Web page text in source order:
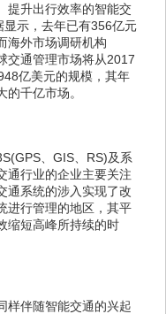
升出行效率的智能交
显示，去年已有356亿元
海外市场调研机构
交通管理市场将从2017
亿美元的规模，其年
千亿市场。
、GIS、RS)及系
通行业的企业主要关注
通系统的涉入实现了改
进行管理的地区，其平
缩短高峰所持续的时
伴随智能交通的兴起